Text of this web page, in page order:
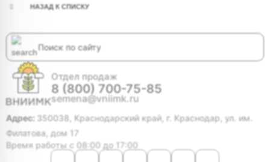
НАЗАД К СПИСКУ
Отдел продаж
8 (800) 700-75-85
semena@vniimk.ru
Адрес: 350038, Краснодарский край, г. Краснодар, ул. им.
Филатова, дом 17
Время работы с 08:00 до 17:00